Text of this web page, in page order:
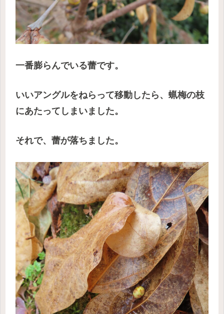
一番膨らんでいる蕾です。
いいアングルをねらって移動したら、蝋梅の枝
にあたってしまいました。
それで、蕾が落ちました。